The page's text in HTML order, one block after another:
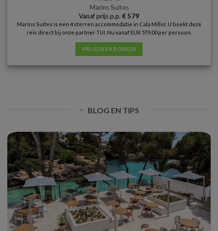
Marins Suites
Vanaf prijs p.p. €579
Marins Suites is een 4 sterren accommodatie in Cala Millor. U boekt deze
reis direct bij onze partner TUI. Nu vanaf EUR 579.00 per persoon.
PRIJZEN EN BOEKEN
BLOG EN TIPS